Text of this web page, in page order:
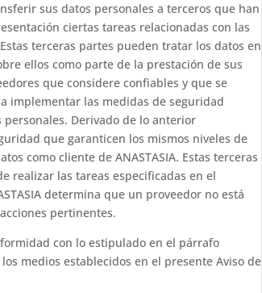
sus datos personales a terceros que han
ciertas tareas relacionadas con las
terceras partes pueden tratar los datos en
ellos como parte de la prestación de sus
que considere confiables y que se
implementar las medidas de seguridad
Derivado de lo anterior
que garanticen los mismos niveles de
como cliente de ANASTASIA. Estas terceras
realizar las tareas especificadas en el
determina que un proveedor no está
pertinentes.
con lo estipulado en el párrafo
medios establecidos en el presente Aviso de